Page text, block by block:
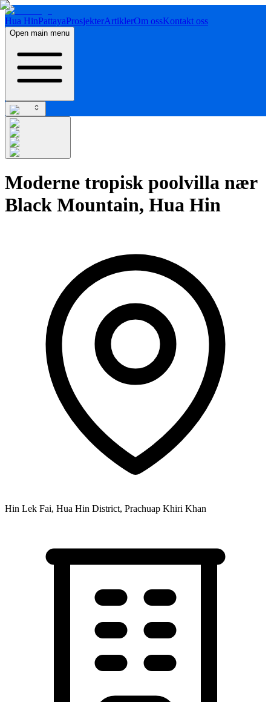
Hua HinPattayaProsjekterArtiklerOm ossKontakt oss
Open main menu
Moderne tropisk poolvilla nær
Black Mountain, Hua Hin
Hin Lek Fai, Hua Hin District, Prachuap Khiri Khan